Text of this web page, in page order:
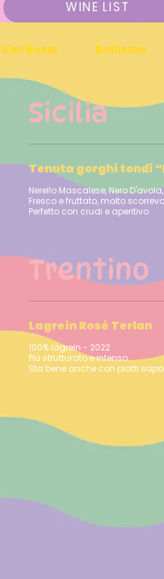
Vini Rossi Bollicine
Sicilia
Tenuta gorghi tondi
Nerello Mascalese, Nero
Fresco e fruttato, molto
Perfetto con crudi e aperitivo
Trentino
Lagrein Rosè Terlan
100% lagrein - 2022
Più strutturato e intenso
WINE LIST